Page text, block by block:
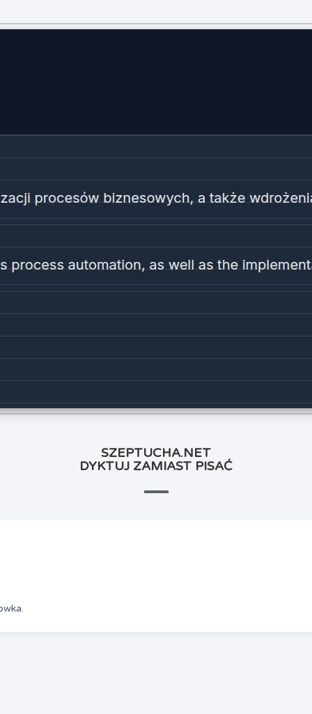
SZEPTUCHA.NET
DYKTUJ ZAMIAST PISAĆ